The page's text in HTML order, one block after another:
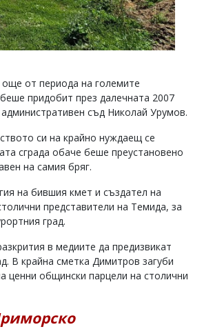
от периода на големите
придобит през далечната 2007
съд Николай Урумов.
си на крайно нуждаещ се
сграда обаче беше преустановено
на самия бряг.
на бившия кмет и създател на
представители на Темида, за
град.
в медиите да предизвикат
В крайна сметка Димитров загуби
ценни общински парцели на столични